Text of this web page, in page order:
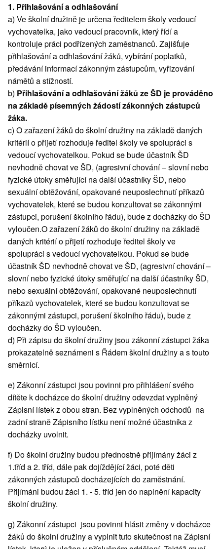
1. Přihlašování a odhlašování
a) Ve školní družině je určena ředitelem školy vedoucí
vychovatelka, jako vedoucí pracovník, který řídí a
kontroluje práci podřízených zaměstnanců. Zajišťuje
přihlašování a odhlašování žáků, vybírání poplatků,
předávání informací zákonným zástupcům, vyřizování
námětů a stížností.
b) Přihlašování a odhlašování žáků ze ŠD je prováděno
na základě písemných žádostí zákonných zástupců
žáka.
c) O zařazení žáků do školní družiny na základě daných
kritérií o přijetí rozhoduje ředitel školy ve spolupráci s
vedoucí vychovatelkou. Pokud se bude účastník ŠD
nevhodně chovat ve ŠD, (agresivní chování – slovní nebo
fyzické útoky směřující na další účastníky ŠD, nebo
sexuální obtěžování, opakované neuposlechnutí příkazů
vychovatelek, které se budou konzultovat se zákonnými
zástupci, porušení školního řádu), bude z docházky do ŠD
vyloučen.O zařazení žáků do školní družiny na základě
daných kritérií o přijetí rozhoduje ředitel školy ve
spolupráci s vedoucí vychovatelkou. Pokud se bude
účastník ŠD nevhodně chovat ve ŠD, (agresivní chování –
slovní nebo fyzické útoky směřující na další účastníky ŠD,
nebo sexuální obtěžování, opakované neuposlechnutí
příkazů vychovatelek, které se budou konzultovat se
zákonnými zástupci, porušení školního řádu), bude z
docházky do ŠD vyloučen.
d) Při zápisu do školní družiny jsou zákonní zástupci žáka
prokazatelně seznámeni s Řádem školní družiny a s touto
směrnicí.
e) Zákonní zástupci jsou povinni pro přihlášení svého
dítěte k docházce do školní družiny odevzdat vyplněný
Zápisní lístek z obou stran. Bez vyplněných odchodů na
zadní straně Zápisního lístku není možné účastníka z
docházky uvolnit.
f) Do školní družiny budou přednostně přijímány žáci z
1.tříd a 2. tříd, dále pak dojíždějící žáci, poté děti
zákonných zástupců docházejících do zaměstnání.
Přijímáni budou žáci 1. - 5. tříd jen do naplnění kapacity
školní družiny.
g) Zákonní zástupci jsou povinni hlásit změny v docházce
žáků do školní družiny a vyplnit tuto skutečnost na Zápisní